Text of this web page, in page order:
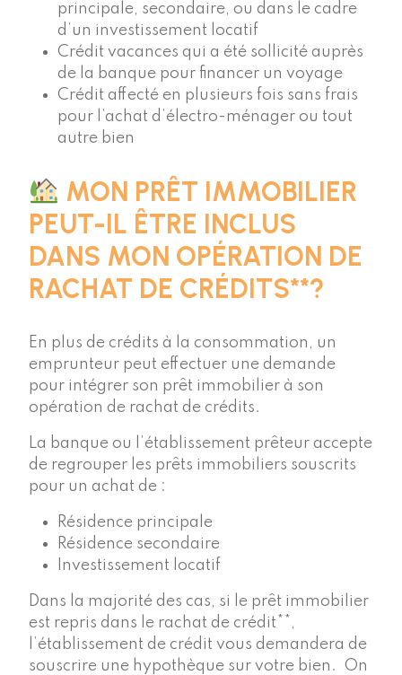
principale, secondaire, ou dans le cadre
d’un investissement locatif
Crédit vacances qui a été sollicité auprès
de la banque pour financer un voyage
Crédit affecté en plusieurs fois sans frais
pour l’achat d’électro-ménager ou tout
autre bien
MON PRÊT IMMOBILIER
PEUT-IL ÊTRE INCLUS
DANS MON OPÉRATION DE
RACHAT DE CRÉDITS**?
En plus de crédits à la consommation, un
emprunteur peut effectuer une demande
pour intégrer son prêt immobilier à son
opération de rachat de crédits.
La banque ou l’établissement prêteur accepte
de regrouper les prêts immobiliers souscrits
pour un achat de :
Résidence principale
Résidence secondaire
Investissement locatif
Dans la majorité des cas, si le prêt immobilier
est repris dans le rachat de crédit**,
l’établissement de crédit vous demandera de
souscrire une hypothèque sur votre bien. On